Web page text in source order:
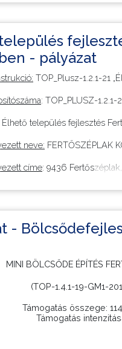
40 449 166 Forint
100%
ERFA
vissza nem térítendő
tartalma:
- pályázat
TOP_Plusz-1.2.1-21
: TOP_PLUSZ-
Élhető település fejlesztés
neve: FERTŐSZÉPLAK
címe: 9436
Győr-Moson-Sopron
125 599 917 forint
100%
ERFA
-
MINI BÖLCSŐDE ÉPÍTÉS
(TOP-1.4.1-19-GM1-
Támogatás összege:
Támogatás